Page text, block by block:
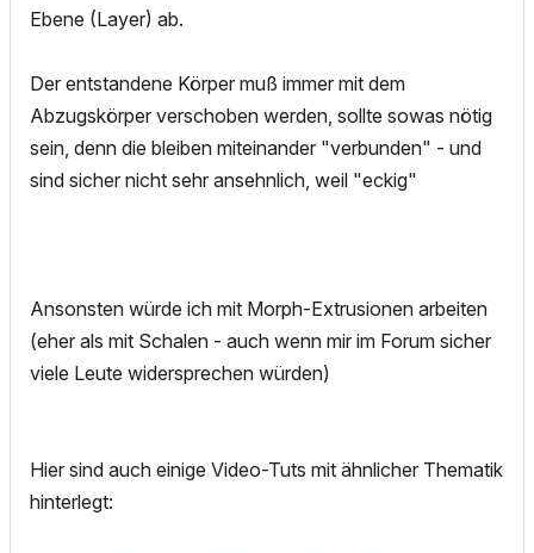
Ebene (Layer) ab.
Der entstandene Körper muß immer mit dem
Abzugskörper verschoben werden, sollte sowas nötig
sein, denn die bleiben miteinander "verbunden" - und
sind sicher nicht sehr ansehnlich, weil "eckig"
Ansonsten würde ich mit Morph-Extrusionen arbeiten
(eher als mit Schalen - auch wenn mir im Forum sicher
viele Leute widersprechen würden)
Hier sind auch einige Video-Tuts mit ähnlicher Thematik
hinterlegt: